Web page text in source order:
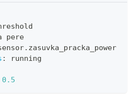
pere
:
running
0.5